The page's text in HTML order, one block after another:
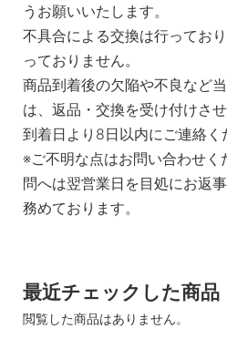
うお願いいたします。
不具合による交換は行ってお
っておりません。
商品到着後の欠陥や不良など
は、返品・交換を受け付けさ
到着日より8日以内にご連絡く
※ご不明な点はお問い合わせ
問へは翌営業日を目処にお返
務めております。
最近チェックした商品
閲覧した商品はありません。